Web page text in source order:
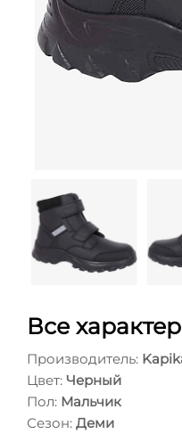
Все
Производитель:
Цвет: Черный
Пол: Мальчик
Сезон: Деми